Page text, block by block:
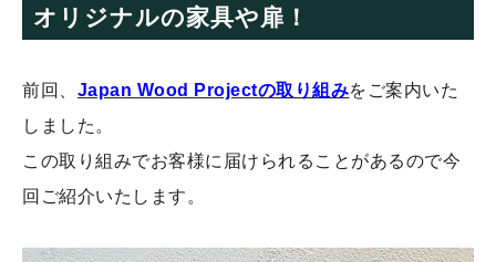
オリジナルの家具や扉！
前回、 Japan Wood Projectの取り組みをご案内いた
しました。
この取り組みでお客様に届けられることがあるので今
回ご紹介いたします。